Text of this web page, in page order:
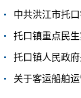
托口镇重点民
托口镇人民政
关于客运船舶